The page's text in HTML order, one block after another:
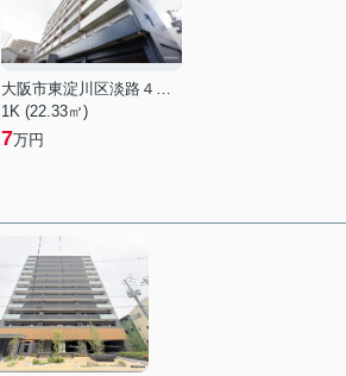
大阪市東淀川区淡路４丁目
1K (22.33㎡)
7万円